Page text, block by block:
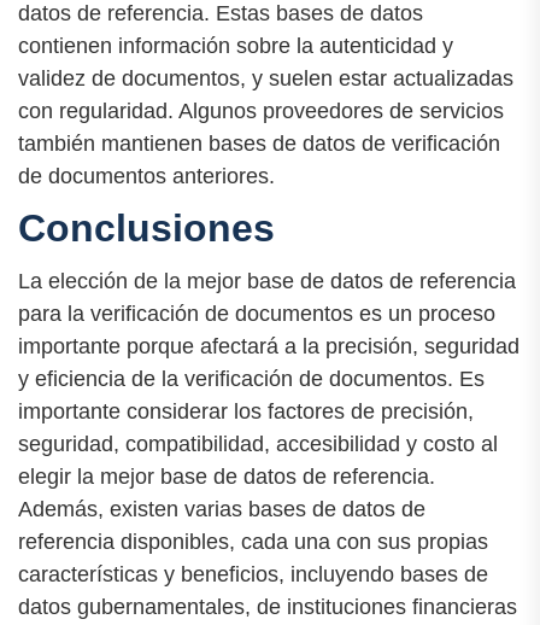
datos de referencia. Estas bases de datos
contienen información sobre la autenticidad y
validez de documentos, y suelen estar actualizadas
con regularidad. Algunos proveedores de servicios
también mantienen bases de datos de verificación
de documentos anteriores.
Conclusiones
La elección de la mejor base de datos de referencia
para la verificación de documentos es un proceso
importante porque afectará a la precisión, seguridad
y eficiencia de la verificación de documentos. Es
importante considerar los factores de precisión,
seguridad, compatibilidad, accesibilidad y costo al
elegir la mejor base de datos de referencia.
Además, existen varias bases de datos de
referencia disponibles, cada una con sus propias
características y beneficios, incluyendo bases de
datos gubernamentales, de instituciones financieras